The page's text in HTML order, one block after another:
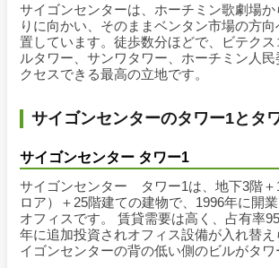
サイゴンセンターは、ホーチミン歌劇場か
りに向かい、そのままベンタン市場の方
置しています。徒歩数分ほどで、ビテクス
ルタワー、サンワタワー、ホーチミン人
クセスできる最高の立地です。
サイゴンセンターのタワー1とタ
サイゴンセンター タワー1
サイゴンセンター タワー1は、地下3階＋
ロア）＋25階建ての建物で、1996年に開
オフィスです。 賃貸需要は高く、占有率
年に追加投資されオフィス設備が入れ替
イゴンセンターの背の低い側のビルがタワ